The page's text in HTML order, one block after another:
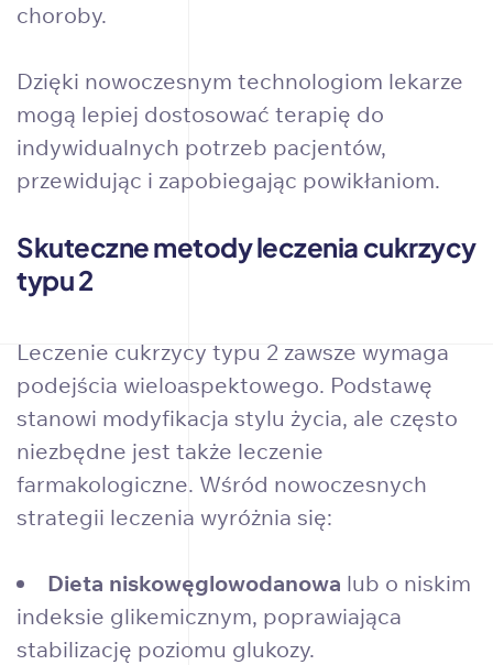
choroby.
Dzięki nowoczesnym technologiom lekarze
mogą lepiej dostosować terapię do
indywidualnych potrzeb pacjentów,
przewidując i zapobiegając powikłaniom.
Skuteczne metody leczenia cukrzycy
typu 2
Leczenie cukrzycy typu 2 zawsze wymaga
podejścia wieloaspektowego. Podstawę
stanowi modyfikacja stylu życia, ale często
niezbędne jest także leczenie
farmakologiczne. Wśród nowoczesnych
strategii leczenia wyróżnia się:
Dieta niskowęglowodanowa lub o niskim
indeksie glikemicznym, poprawiająca
stabilizację poziomu glukozy.